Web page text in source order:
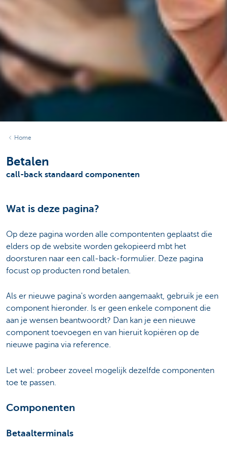
Home
Betalen
call-back standaard componenten
Wat is deze pagina?
Op deze pagina worden alle compontenten geplaatst die
elders op de website worden gekopieerd mbt het
doorsturen naar een call-back-formulier. Deze pagina
focust op producten rond betalen.
Als er nieuwe pagina's worden aangemaakt, gebruik je een
component hieronder. Is er geen enkele component die
aan je wensen beantwoordt? Dan kan je een nieuwe
component toevoegen en van hieruit kopiëren op de
nieuwe pagina via reference.
Let wel: probeer zoveel mogelijk dezelfde componenten
toe te passen.
Componenten
Betaalterminals